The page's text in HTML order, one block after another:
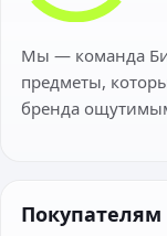
Мы — команда
предметы,
бренда
Покупателям